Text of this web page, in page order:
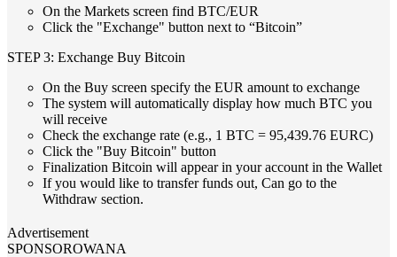
On the Markets screen find BTC/EUR
Click the "Exchange" button next to “Bitcoin”
STEP 3: Exchange Buy Bitcoin
On the Buy screen specify the EUR amount to exchange
The system will automatically display how much BTC you
will receive
Check the exchange rate (e.g., 1 BTC = 95,439.76 EURC)
Click the "Buy Bitcoin" button
Finalization Bitcoin will appear in your account in the Wallet
If you would like to transfer funds out, Can go to the
Withdraw section.
Advertisement
SPONSOROWANA